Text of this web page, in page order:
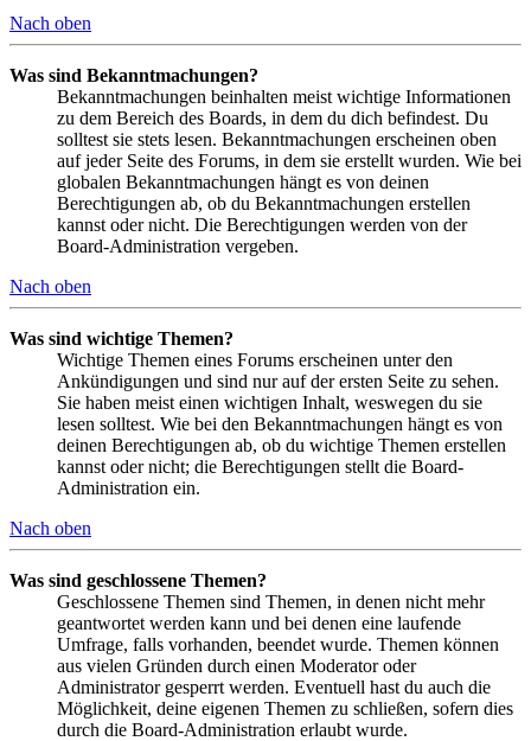
Nach oben
Was sind Bekanntmachungen?
Bekanntmachungen beinhalten meist wichtige Informationen
zu dem Bereich des Boards, in dem du dich befindest. Du
solltest sie stets lesen. Bekanntmachungen erscheinen oben
auf jeder Seite des Forums, in dem sie erstellt wurden. Wie bei
globalen Bekanntmachungen hängt es von deinen
Berechtigungen ab, ob du Bekanntmachungen erstellen
kannst oder nicht. Die Berechtigungen werden von der
Board-Administration vergeben.
Nach oben
Was sind wichtige Themen?
Wichtige Themen eines Forums erscheinen unter den
Ankündigungen und sind nur auf der ersten Seite zu sehen.
Sie haben meist einen wichtigen Inhalt, weswegen du sie
lesen solltest. Wie bei den Bekanntmachungen hängt es von
deinen Berechtigungen ab, ob du wichtige Themen erstellen
kannst oder nicht; die Berechtigungen stellt die Board-
Administration ein.
Nach oben
Was sind geschlossene Themen?
Geschlossene Themen sind Themen, in denen nicht mehr
geantwortet werden kann und bei denen eine laufende
Umfrage, falls vorhanden, beendet wurde. Themen können
aus vielen Gründen durch einen Moderator oder
Administrator gesperrt werden. Eventuell hast du auch die
Möglichkeit, deine eigenen Themen zu schließen, sofern dies
durch die Board-Administration erlaubt wurde.